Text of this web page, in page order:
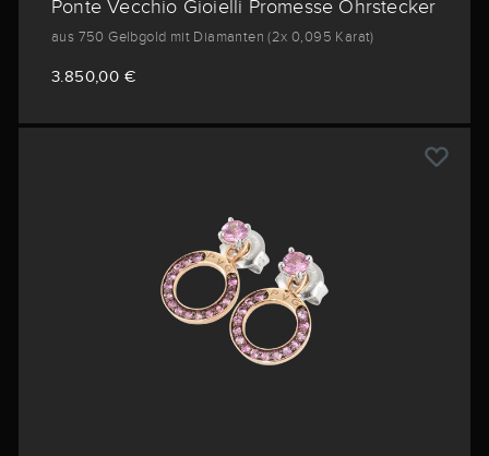
Ponte Vecchio Gioielli Promesse Ohrstecker
aus 750 Gelbgold mit Diamanten (2x 0,095 Karat)
3.850,00 €